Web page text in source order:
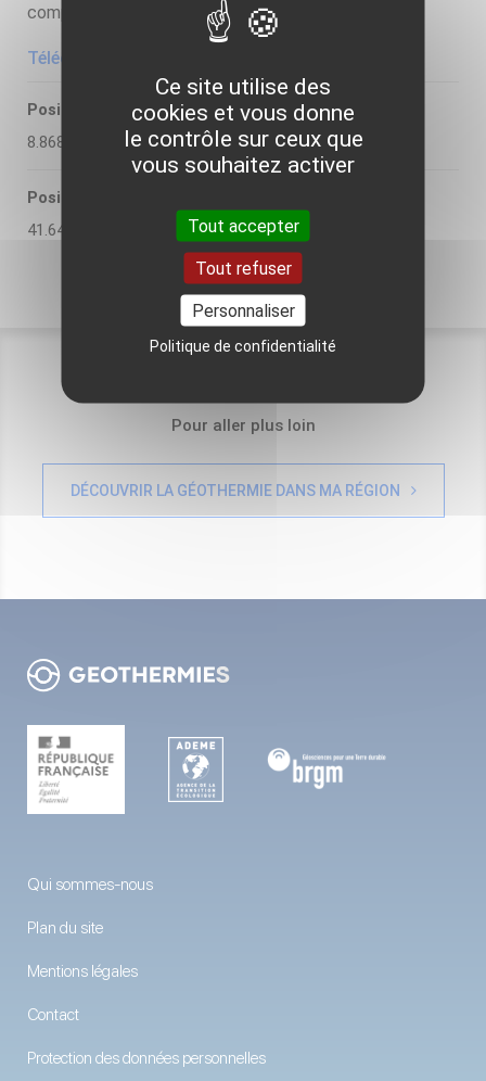
complexe touristique.
Télécharger la fiche descriptive de l'ADEME
Position X
8.868844
Position Y
41.644825
Pour aller plus loin
DÉCOUVRIR LA GÉOTHERMIE DANS MA RÉGION
Qui sommes-nous
Plan du site
Mentions légales
Contact
Protection des données personnelles
Ce site utilise des
cookies et vous donne
le contrôle sur ceux que
vous souhaitez activer
Tout accepter
Tout refuser
Personnaliser
Politique de confidentialité